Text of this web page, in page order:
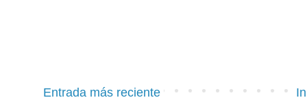
Entrada más reciente